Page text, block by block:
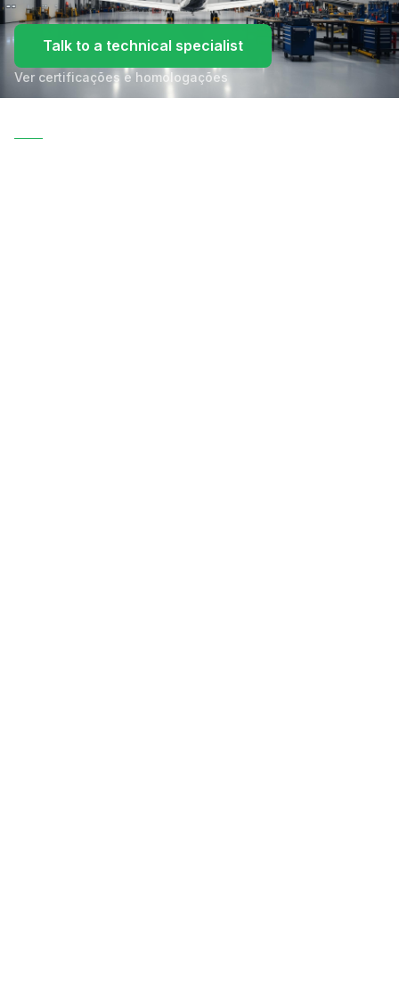
Talk to a technical specialist
Ver certificações e homologações